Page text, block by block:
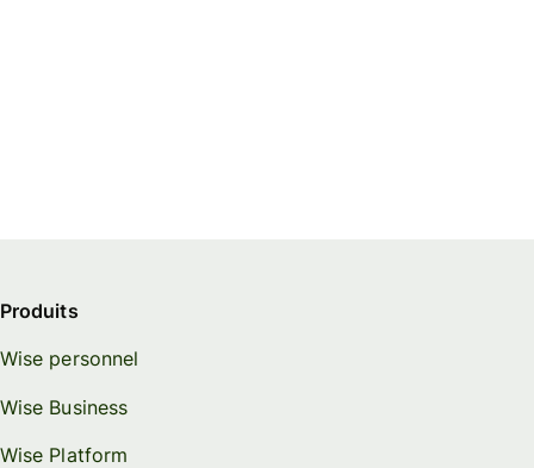
Produits
Wise personnel
Wise Business
Wise Platform